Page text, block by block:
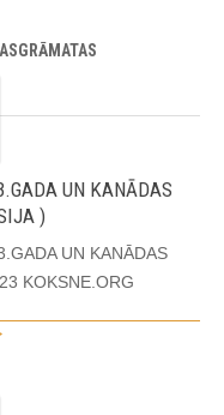
UN KANĀDAS
)
UN KANĀDAS
KOKSNE.ORG